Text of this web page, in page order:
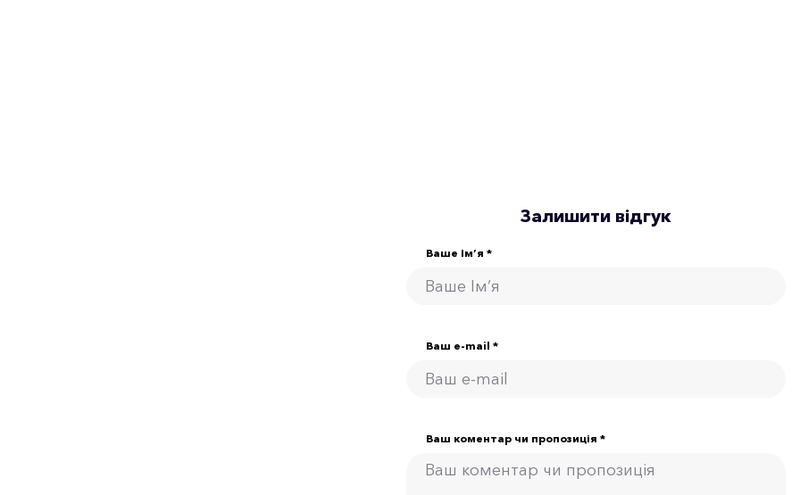
Залишити відгук
Ваше Ім’я *
Ваш e-mail *
Ваш коментар чи пропозиція *